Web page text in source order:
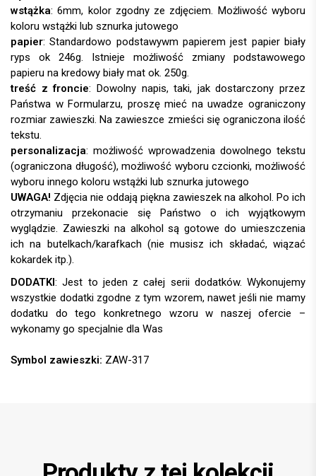
wstążka: 6mm, kolor zgodny ze zdjęciem.
papier:
treść z froncie: Dowolny napis, taki, jak dostarczony przez
Państwa w Formularzu, proszę mieć na uwadze ograniczony
rozmiar zawieszki. Na zawieszce zmieści się ograniczona ilość
tekstu.
personalizacja:
UWAGA!
DODATKI:
Symbol zawieszki: ZAW-317